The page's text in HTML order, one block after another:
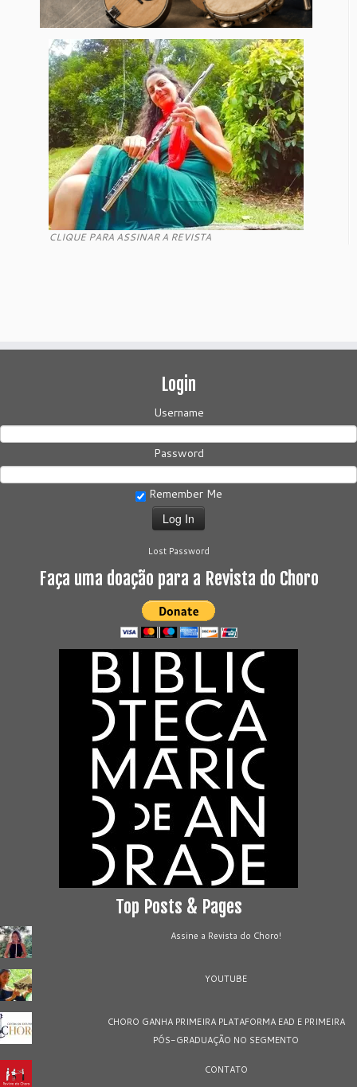
CLIQUE PARA ASSINAR A REVISTA
Login
Username
Password
Remember Me
Lost Password
Faça uma doação para a Revista do Choro
Top Posts & Pages
Assine a Revista do Choro!
YOUTUBE
CHORO GANHA PRIMEIRA PLATAFORMA EAD E PRIMEIRA
PÓS-GRADUAÇÃO NO SEGMENTO
CONTATO